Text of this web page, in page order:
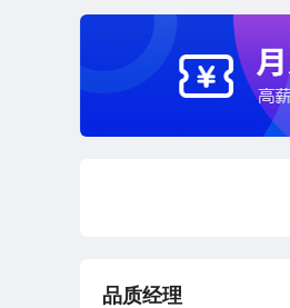
品质经理